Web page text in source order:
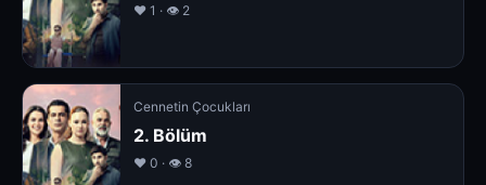
❤️ 1 · 👁 2
Cennetin Çocukları
2. Bölüm
❤️ 0 · 👁 8